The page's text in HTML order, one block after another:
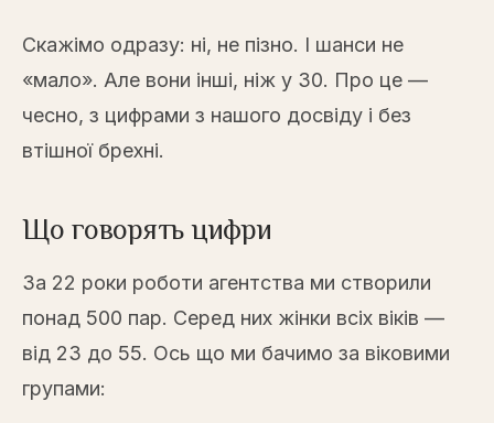
Скажімо одразу: ні, не пізно. І шанси не
«мало». Але вони інші, ніж у 30. Про це —
чесно, з цифрами з нашого досвіду і без
втішної брехні.
Що говорять цифри
За 22 роки роботи агентства ми створили
понад 500 пар. Серед них жінки всіх віків —
від 23 до 55. Ось що ми бачимо за віковими
групами: